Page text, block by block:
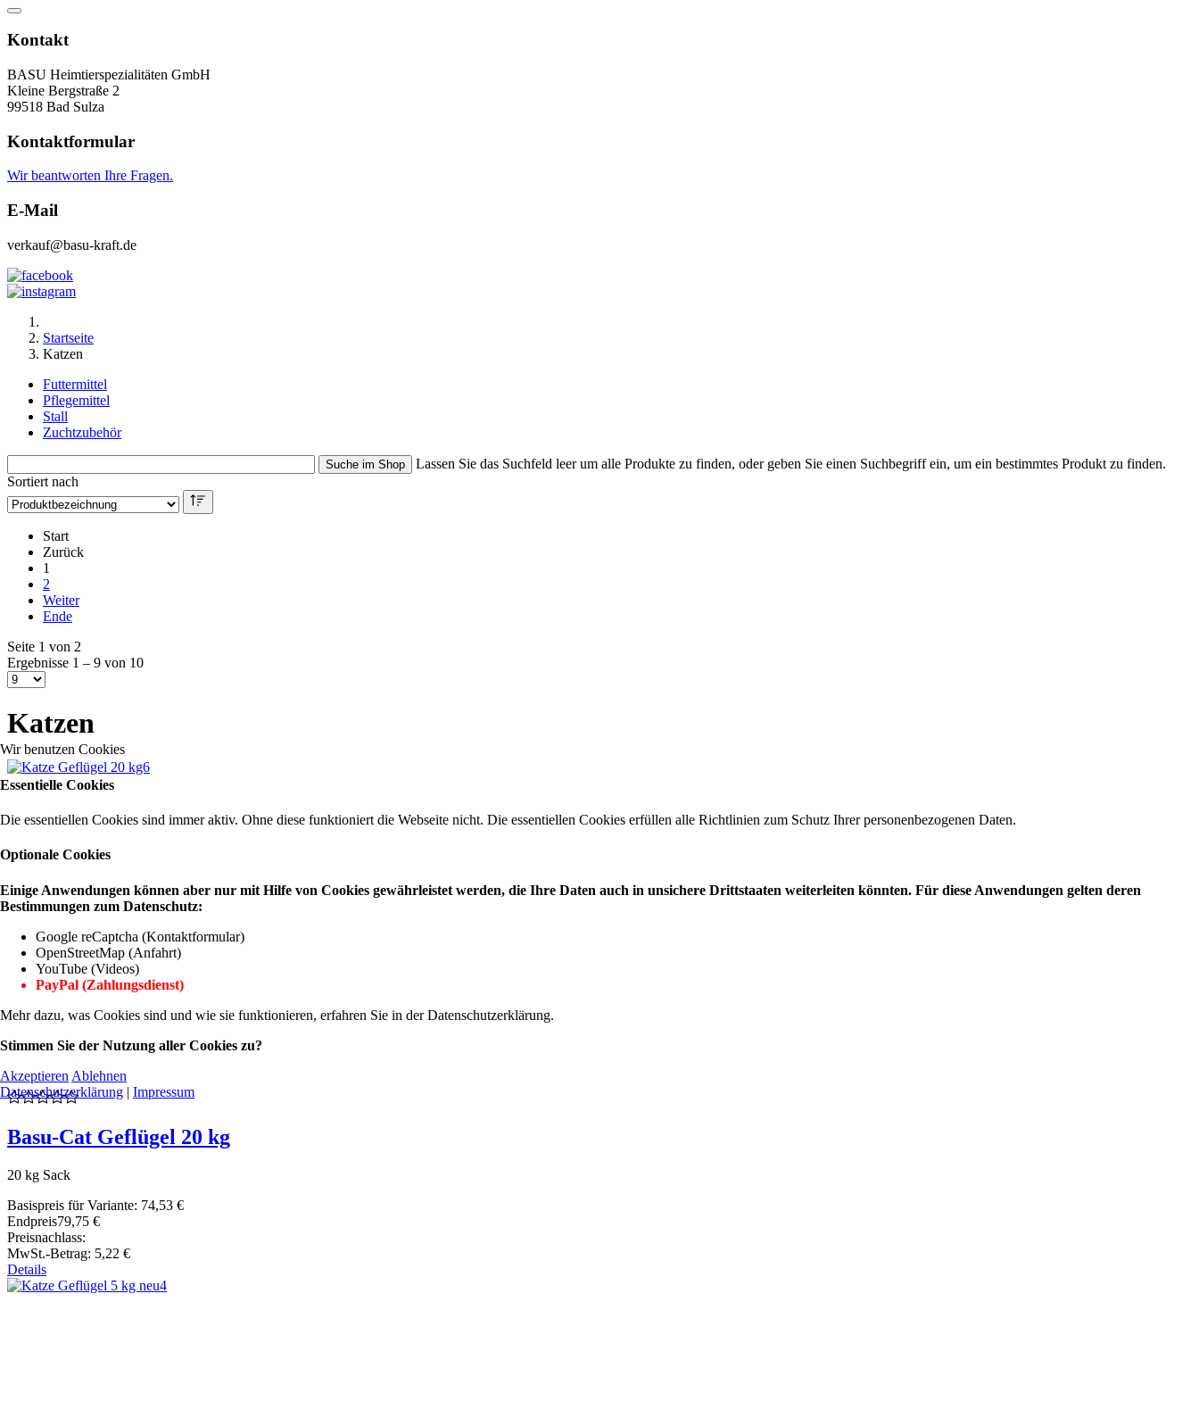
Kontakt
BASU Heimtierspezialitäten GmbH
Kleine Bergstraße 2
99518 Bad Sulza
Kontaktformular
Wir beantworten Ihre Fragen.
E-Mail
verkauf@basu-kraft.de
Startseite
Katzen
Futtermittel
Pflegemittel
Stall
Zuchtzubehör
Lassen Sie das Suchfeld leer um alle Produkte zu finden, oder geben Sie einen Suchbegriff ein, um ein bestimmtes Produkt zu finden.
Sortiert nach
Start
Zurück
1
2
Weiter
Ende
Seite 1 von 2
Ergebnisse 1 – 9 von 10
Katzen
Basu-Cat Geflügel 20 kg
20 kg Sack
Basispreis für Variante: 74,53 €
Endpreis79,75 €
Preisnachlass:
MwSt.-Betrag: 5,22 €
Details
Wir benutzen Cookies
Essentielle Cookies
Die essentiellen Cookies sind immer aktiv. Ohne diese funktioniert die Webseite nicht. Die essentiellen Cookies erfüllen alle Richtlinien zum Schutz Ihrer personenbezogenen Daten.
Optionale Cookies
Einige Anwendungen können aber nur mit Hilfe von Cookies gewährleistet werden, die Ihre Daten auch in unsichere Drittstaaten weiterleiten könnten. Für diese Anwendungen gelten deren
Bestimmungen zum Datenschutz:
Google reCaptcha (Kontaktformular)
OpenStreetMap (Anfahrt)
YouTube (Videos)
PayPal (Zahlungsdienst)
Mehr dazu, was Cookies sind und wie sie funktionieren, erfahren Sie in der Datenschutzerklärung.
Stimmen Sie der Nutzung aller Cookies zu?
Akzeptieren Ablehnen
Datenschutzerklärung | Impressum